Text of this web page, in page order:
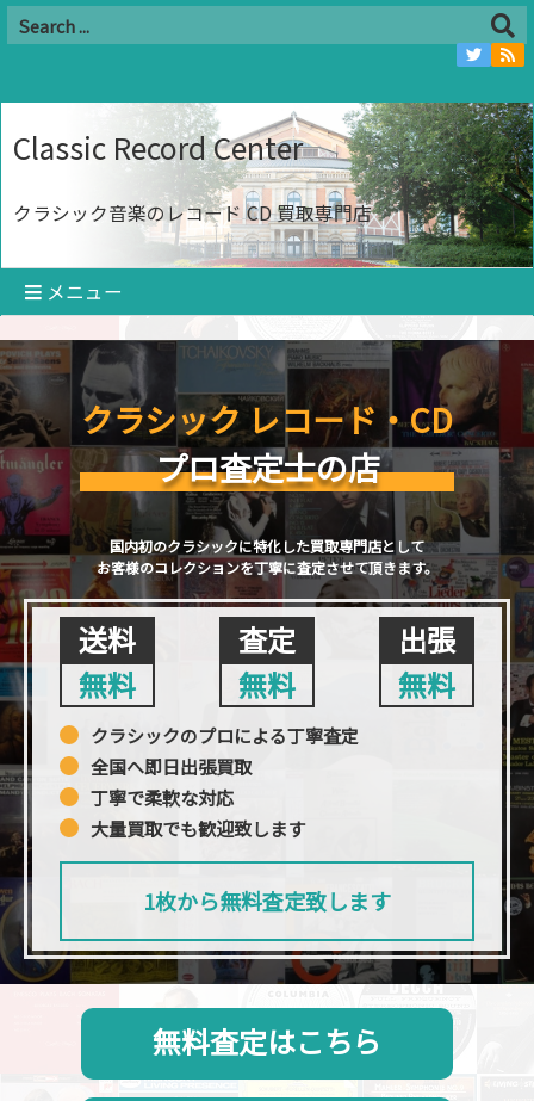
Classic Record Center
クラシック音楽のレコード CD 買取専門店
メニュー
クラシック レコード・CD
プロ査定士の店
国内初のクラシックに特化した買取専門店として
お客様のコレクションを丁寧に査定させて頂きます。
送料
無料
査定
無料
出張
無料
クラシックのプロによる丁寧査定
全国へ即日出張買取
丁寧で柔軟な対応
大量買取でも歓迎致します
1枚から無料査定致します
無料査定はこちら